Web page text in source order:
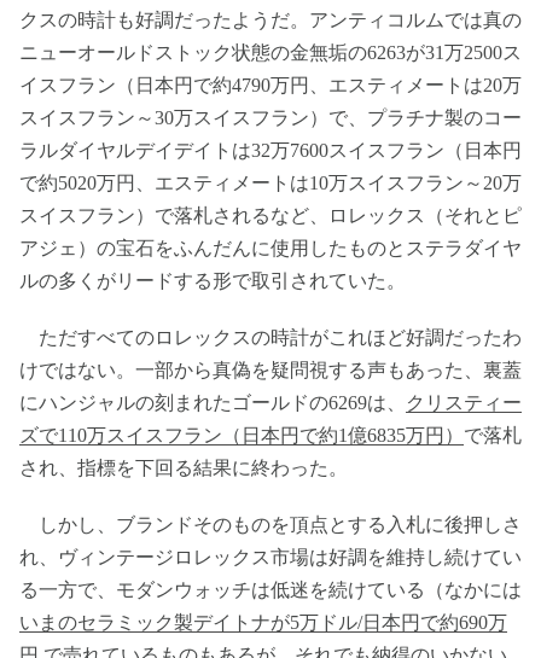
クスの時計も好調だったようだ。アンティコルムでは真の
ニューオールドストック状態の金無垢の6263が31万2500ス
イスフラン（日本円で約4790万円、エスティメートは20万
スイスフラン～30万スイスフラン）で、プラチナ製のコー
ラルダイヤルデイデイトは32万7600スイスフラン（日本円
で約5020万円、エスティメートは10万スイスフラン～20万
スイスフラン）で落札されるなど、ロレックス（それとピ
アジェ）の宝石をふんだんに使用したものとステラダイヤ
ルの多くがリードする形で取引されていた。
ただすべてのロレックスの時計がこれほど好調だったわ
けではない。一部から真偽を疑問視する声もあった、裏蓋
にハンジャルの刻まれたゴールドの6269は、
クリスティー
ズで110万スイスフラン（日本円で約1億6835万円） で落札
され、指標を下回る結果に終わった。
しかし、ブランドそのものを頂点とする入札に後押しさ
れ、ヴィンテージロレックス市場は好調を維持し続けてい
る一方で、モダンウォッチは低迷を続けている（なかには
いまのセラミック製デイトナが5万ドル/日本円で約690万